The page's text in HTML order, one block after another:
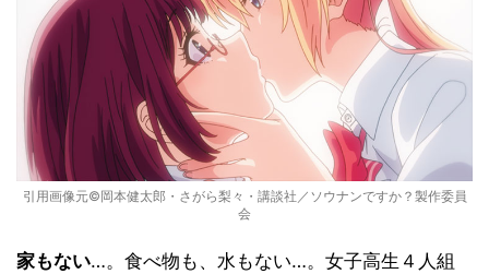
引用画像元©岡本健太郎・さがら梨々・講談社／ソウナンですか？製作委員
会
家もない…。食べ物も、水もない…。女子高生４人組